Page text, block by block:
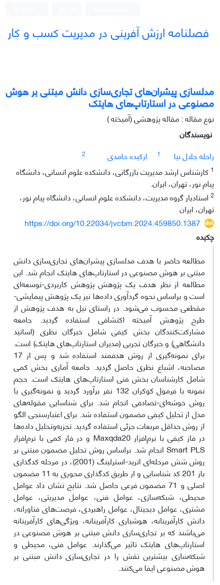
فصلنامه ارزش آفرینی در مدیریت کسب و کار
مدلسازی پیشران‌های تجاری‌سازی دانش مبتنی بر هوش
مصنوعی در استارتاپ‌های هایتک
نوع مقاله : مقاله پژوهشی (آمیخته )
نویسندگان
راحله جلال نیا
1 ارکیده حامدی
2
1 کارشناس ارشد مدیریت بازرگانی، دانشکده علوم انسانی، دانشگاه
پیام نور، تهران، ایران.
2 استادیار گروه مدیریت، دانشکده علوم انسانی، دانشگاه پیام نور،
تهران، ایران
https://doi.org/10.22034/jvcbm.2024.459850.1387
چکیده
مطالعه حاضر با هدف مدلسازی پیشران‌های تجاری‌سازی دانش
مبتنی بر هوش مصنوعی در استارتاپ‌های هایتک انجام شد. این
مطالعه از نظر هدف یک پژوهش پژوهش کاربردی-توسعه‌ای
است و براساس نحوه گردآوری داده‌ها نیز یک پژوهش پیمایشی-
مقطعی محسوب می‌شود. در راستای نیل به هدف پژوهش از
طرح پژوهش آمیخته اکتشافی استفاده گردید. جامعه
مشارکت‌کنندگان بخش کیفی شامل خبرگان نظری (اساتید
دانشگاهی) و خبرگان تجربی (مدیران استارتاپ‌های هایتک) است.
برای نمونه‌گیری از روش هدفمند استفاده شد و پس از 17
مصاحبه، اشباع نظری حاصل گردید. جامعه آماری بخش کمی
شامل کارشناسان بخش فنی استارتاپ‌های هایتک است. حجم
نمونه با فرمول کوکران 132 نفر برآورد گردید و نمونه‌گیری با
روش خوشه‌ای-تصادفی انجام شد. برای شناسایی مقوله‌های
مدل از تحلیل کیفی مضمون استفاده شد. برای اعتبارسنجی الگو
از روش حداقل مربعات جزئی استفاده گردید. تجزیه‌وتحلیل داده‌ها
در فاز کیفی با نرم‌افزار Maxqda20 و در فاز کمی با نرم‌افزار
Smart PLS انجام شد. براساس روش تحلیل مضمون مبتنی بر
روش شش مرحله‌ای اترید-استرلینگ (2001)، در مرحله کدگذاری
باز 201 کد شناسایی و از طریق کدگذاری محوری به 11 مضمون
اصلی و 71 مضمون فرعی حاصل شد. نتایج نشان داد عوامل
محیطی، شبکه‌سازی، عوامل فنی، عوامل مدیریتی، عوامل
مشتری، عوامل دیجیتال، عوامل راهبردی، فرصت‌های فناورانه،
دانش کارآفرینانه، هوشیاری کارآفرینانه، ویژگی‌های کارآفرینانه
می‌باشند که بر تجاری‌سازی دانش مبتنی بر هوش مصنوعی در
استارتاپ‌های هایتک تاثیر می‌گذارند. عوامل فنی، محیطی و
شبکه‌سازی بیشترین نقش را در تجاری‌سازی دانش مبتنی بر
هوش مصنوعی ایفا می‌کنند.